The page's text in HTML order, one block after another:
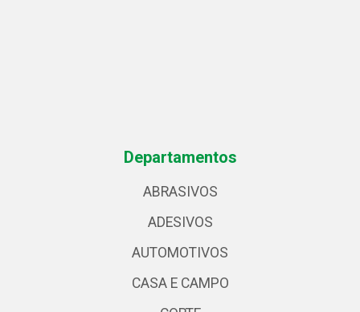
Departamentos
ABRASIVOS
ADESIVOS
AUTOMOTIVOS
CASA E CAMPO